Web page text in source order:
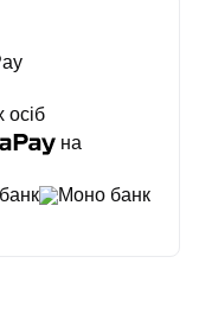
осіб
на
Моно банк